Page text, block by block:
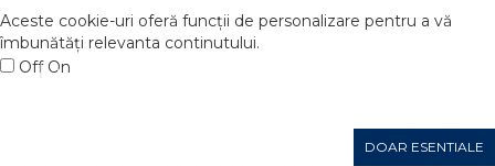
Aceste cookie-uri oferă funcții de personalizare pentru a vă
îmbunătăți relevanta continutului.
Off On
ACCEPTA
DOAR ESENTIALE